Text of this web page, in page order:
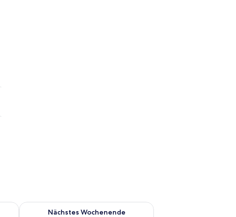
Wochenende, Aug. 14 - Aug. 16.
Nächstes Wochenende
Überprüfe die Verfügbarkeit für nächstes Wochenende, Aug.